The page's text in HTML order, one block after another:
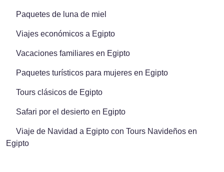
Paquetes de luna de miel
Viajes económicos a Egipto
Vacaciones familiares en Egipto
Paquetes turísticos para mujeres en Egipto
Tours clásicos de Egipto
Safari por el desierto en Egipto
Viaje de Navidad a Egipto con Tours Navideños en
Egipto